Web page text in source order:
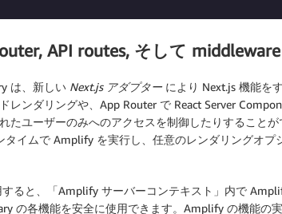
API routes, そして
は、新しい Next.js アダプターにより Next.js 機能を
レンダリングや、App Router で React Server
たユーザーのみへのアクセスを制御したりすること
タイムで Amplify を実行し、任意のレンダリングオプ
ると、「Amplify サーバーコンテキスト」内で
の各機能を安全に使用できます。Amplify の機能の